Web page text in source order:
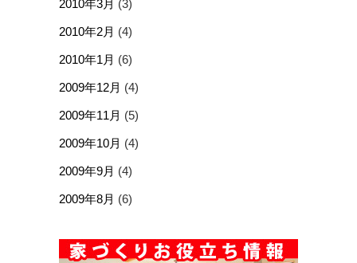
2010年3月 (3)
2010年2月 (4)
2010年1月 (6)
2009年12月 (4)
2009年11月 (5)
2009年10月 (4)
2009年9月 (4)
2009年8月 (6)